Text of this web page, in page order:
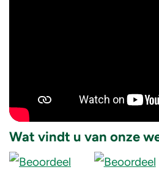
Wat vindt u van onze